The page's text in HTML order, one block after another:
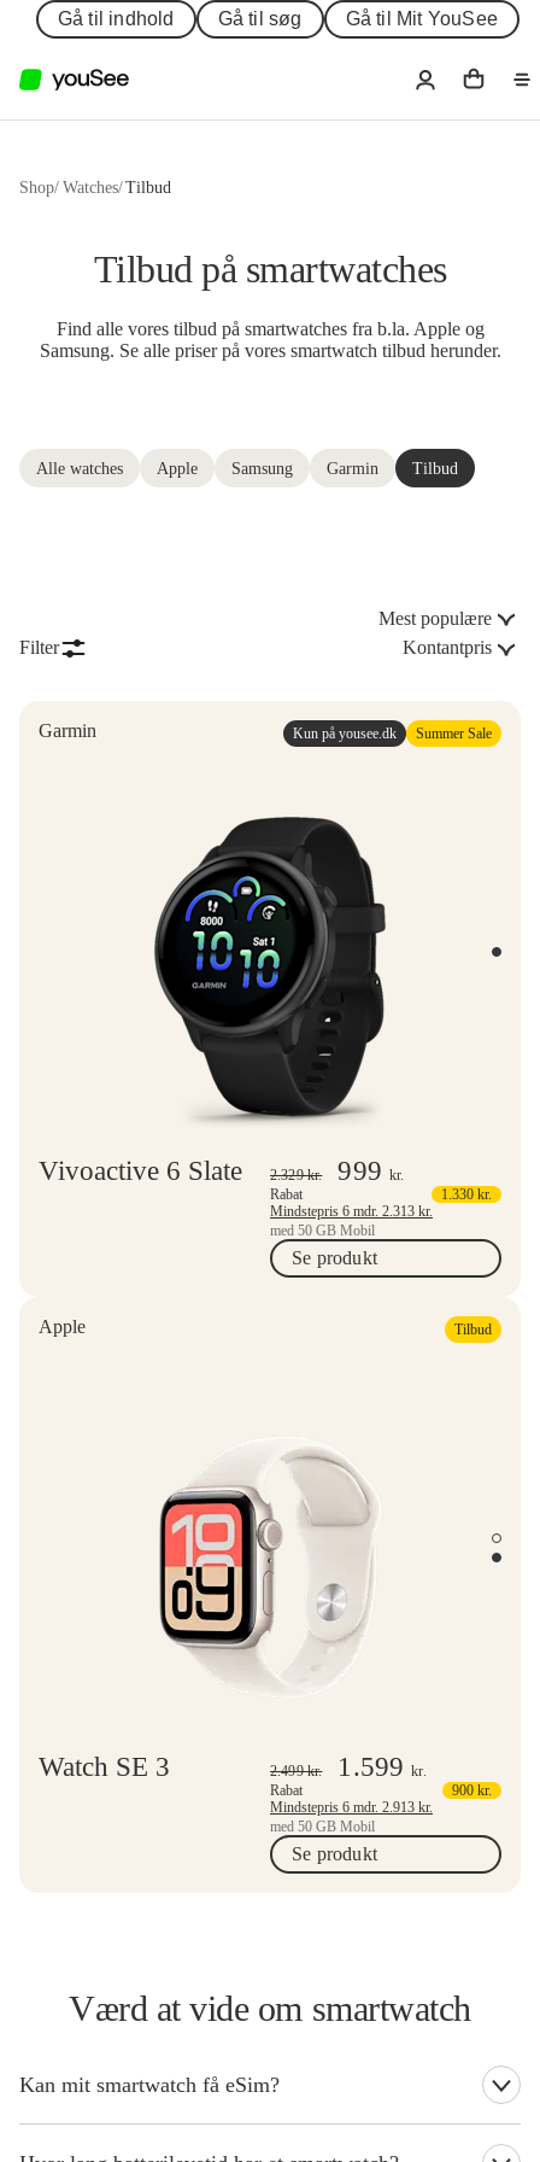
Gå til indhold Gå til søg Gå til Mit YouSee
Shop/ Watches/ Tilbud
Tilbud på smartwatches
Find alle vores tilbud på smartwatches fra b.la. Apple og
Samsung. Se alle priser på vores smartwatch tilbud herunder.
Alle watches Apple Samsung Garmin Tilbud
Mest populære
Filter
Kontantpris
Garmin Kun på yousee.dk Summer Sale
Vivoactive 6 Slate 2.329kr. 999 kr.
Rabat
1.330 kr.
Mindstepris 6 mdr. 2.313 kr.
med 50 GB Mobil
Se produkt
Apple Tilbud
Watch SE 3 2.499kr. 1.599kr.
Rabat
900 kr.
Mindstepris 6 mdr. 2.913 kr.
med 50 GB Mobil
Se produkt
Værd at vide om smartwatch
Kan mit smartwatch få eSim?
understøtter eSIM. Med disse modeller kan du ringe, sende